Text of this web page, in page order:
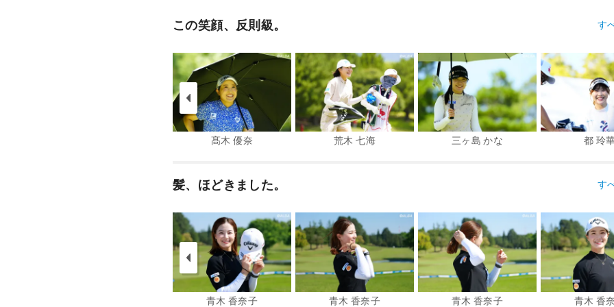
この笑顔、反則級。 す
髙木 優奈 荒木 七海 三ヶ島 かな 都 玲
髪、ほどきました。 す
青木 香奈子 青木 香奈子 青木 香奈子 青木 香